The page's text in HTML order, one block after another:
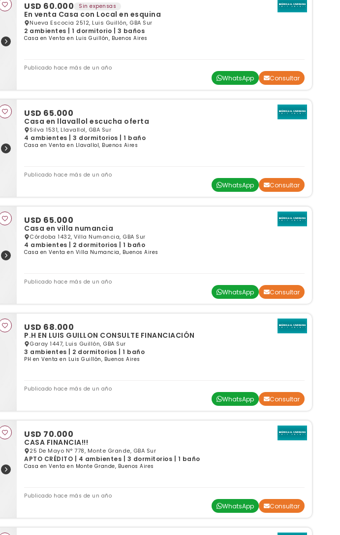
USD 60.000 Sin expensas
En venta Casa con Local en esquina
Nueva Escocia 2512, Luis Guillón, GBA Sur
2 ambientes | 1 dormitorio | 3 baños
Casa en Venta en Luis Guillón, Buenos Aires
Publicado hace más de un año
WhatsApp Consultar
USD 65.000
Casa en llavallol escucha oferta
Silva 1531, Llavallol, GBA Sur
4 ambientes | 3 dormitorios | 1 baño
Casa en Venta en Llavallol, Buenos Aires
Publicado hace más de un año
WhatsApp Consultar
USD 65.000
Casa en villa numancia
Córdoba 1432, Villa Numancia, GBA Sur
4 ambientes | 2 dormitorios | 1 baño
Casa en Venta en Villa Numancia, Buenos Aires
Publicado hace más de un año
WhatsApp Consultar
USD 68.000
P.H EN LUIS GUILLON CONSULTE FINANCIACIÓN
Garay 1447, Luis Guillón, GBA Sur
3 ambientes | 2 dormitorios | 1 baño
PH en Venta en Luis Guillón, Buenos Aires
Publicado hace más de un año
WhatsApp Consultar
USD 70.000
CASA FINANCIA!!!
25 De Mayo N° 778, Monte Grande, GBA Sur
APTO CRÉDITO | 4 ambientes | 3 dormitorios | 1 baño
Casa en Venta en Monte Grande, Buenos Aires
Publicado hace más de un año
WhatsApp Consultar